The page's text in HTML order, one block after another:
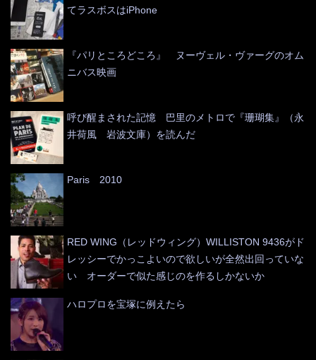
てラスボスはiPhone
『パリところどころ』 ヌーヴェル・ヴァーグのオム
ニバス映画
呼び醒まされた記憶 巴里のメトロで『珊瑚集』（永
井荷風 岩波文庫）を読んだ
Paris 2010
RED WING（レッドウィング）WILLISTON 9436がド
レッシーでかっこよいので欲しいが全然出回っていな
い オーダーで似た感じのを作るしかないか
ハロプロを宝塚に例えたら